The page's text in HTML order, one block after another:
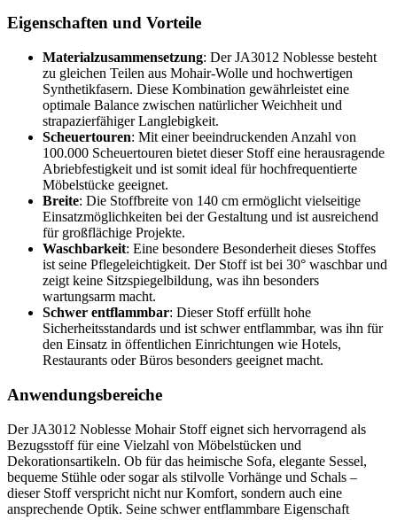
Eigenschaften und Vorteile
Materialzusammensetzung: Der JA3012 Noblesse besteht
zu gleichen Teilen aus Mohair-Wolle und hochwertigen
Synthetikfasern. Diese Kombination gewährleistet eine
optimale Balance zwischen natürlicher Weichheit und
strapazierfähiger Langlebigkeit.
Scheuertouren: Mit einer beeindruckenden Anzahl von
100.000 Scheuertouren bietet dieser Stoff eine herausragende
Abriebfestigkeit und ist somit ideal für hochfrequentierte
Möbelstücke geeignet.
Breite: Die Stoffbreite von 140 cm ermöglicht vielseitige
Einsatzmöglichkeiten bei der Gestaltung und ist ausreichend
für großflächige Projekte.
Waschbarkeit: Eine besondere Besonderheit dieses Stoffes
ist seine Pflegeleichtigkeit. Der Stoff ist bei 30° waschbar und
zeigt keine Sitzspiegelbildung, was ihn besonders
wartungsarm macht.
Schwer entflammbar: Dieser Stoff erfüllt hohe
Sicherheitsstandards und ist schwer entflammbar, was ihn für
den Einsatz in öffentlichen Einrichtungen wie Hotels,
Restaurants oder Büros besonders geeignet macht.
Anwendungsbereiche
Der JA3012 Noblesse Mohair Stoff eignet sich hervorragend als
Bezugsstoff für eine Vielzahl von Möbelstücken und
Dekorationsartikeln. Ob für das heimische Sofa, elegante Sessel,
bequeme Stühle oder sogar als stilvolle Vorhänge und Schals –
dieser Stoff verspricht nicht nur Komfort, sondern auch eine
ansprechende Optik. Seine schwer entflammbare Eigenschaft